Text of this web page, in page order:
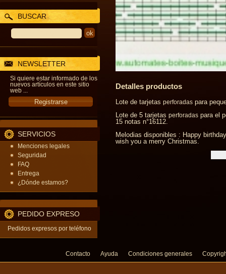
BUSCAR
NEWSLETTER
Si quiere estar informado de los
nuevos artículos en este sitio
web ...
SERVICIOS
Menciones legales
Seguridad
FAQ
Entrega
¿Dónde estamos?
PEDIDO EXPRESO
Pedidos expresos por teléfono
Detalles productos
Lote de tarjetas perforadas para
Lote de 5 tarjetas perforadas para el
15 notas n°16112.
Melodias disponibles : Happy
wish you a merry Christmas.
Contacto Ayuda Condiciones generales